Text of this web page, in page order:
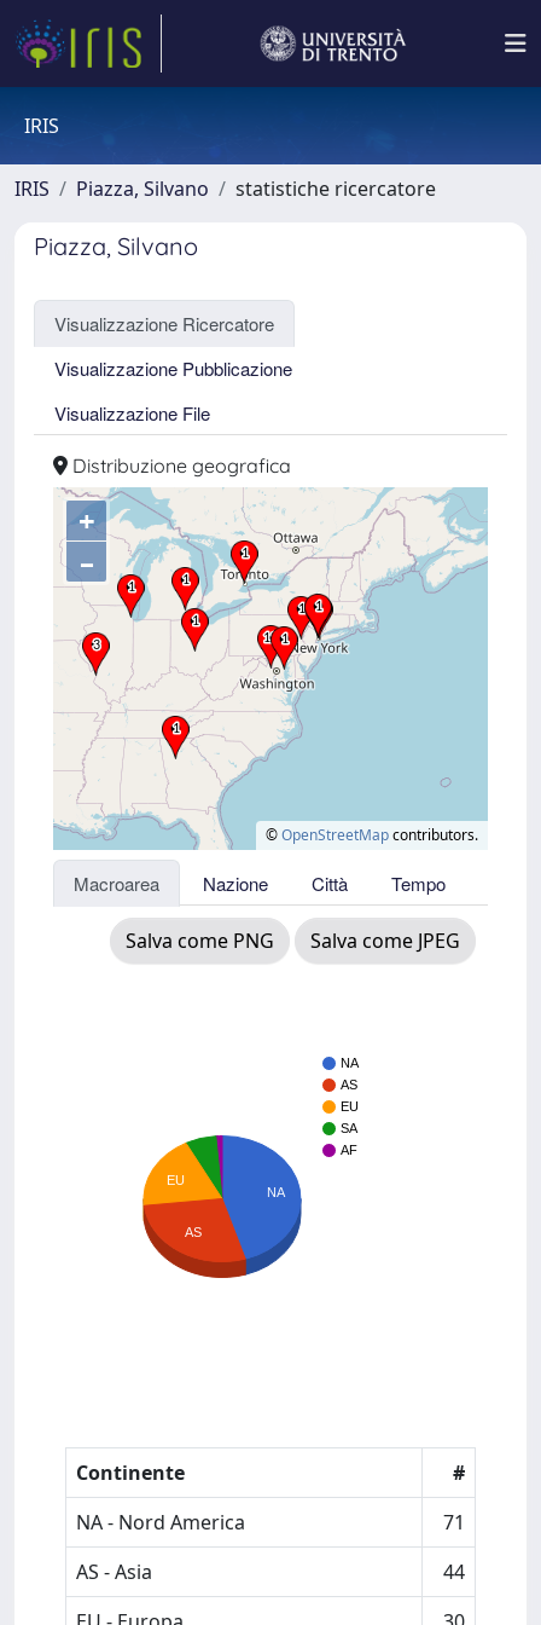
IRIS
IRIS Piazza, Silvano statistiche ricercatore
Piazza, Silvano
Visualizzazione Ricercatore
Visualizzazione Pubblicazione
Visualizzazione File
Distribuzione geografica
+
–
©OpenStreetMapcontributors.
Macroarea Nazione Città Tempo
Salva come PNG Salva come JPEG
NA
AS
EU
SA
AF
NA
EU
AS
Continente
#
NA - Nord America
71
AS - Asia
44